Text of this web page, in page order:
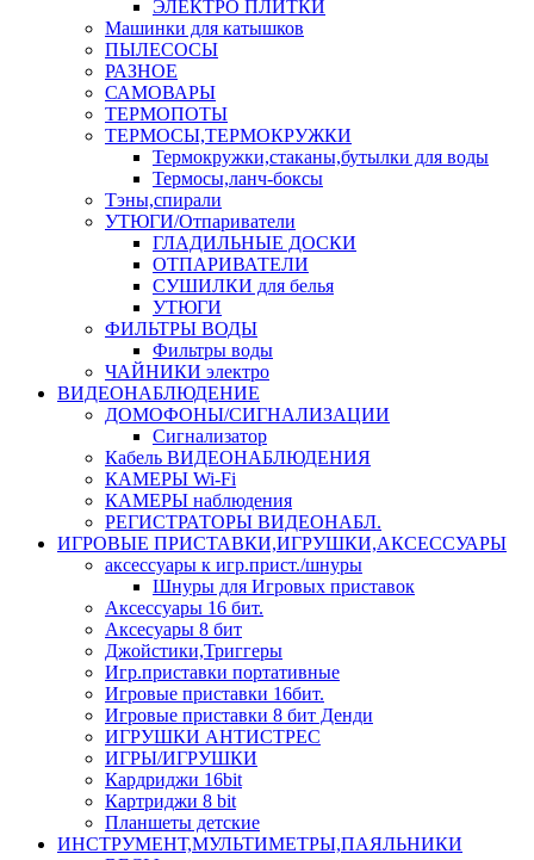
ЭЛЕКТРО ПЛИТКИ
Машинки для катышков
ПЫЛЕСОСЫ
РАЗНОЕ
САМОВАРЫ
ТЕРМОПОТЫ
ТЕРМОСЫ,ТЕРМОКРУЖКИ
Термокружки,стаканы,бутылки для воды
Термосы,ланч-боксы
Тэны,спирали
УТЮГИ/Отпариватели
ГЛАДИЛЬНЫЕ ДОСКИ
ОТПАРИВАТЕЛИ
СУШИЛКИ для белья
УТЮГИ
ФИЛЬТРЫ ВОДЫ
Фильтры воды
ЧАЙНИКИ электро
ВИДЕОНАБЛЮДЕНИЕ
ДОМОФОНЫ/СИГНАЛИЗАЦИИ
Сигнализатор
Кабель ВИДЕОНАБЛЮДЕНИЯ
КАМЕРЫ Wi-Fi
КАМЕРЫ наблюдения
РЕГИСТРАТОРЫ ВИДЕОНАБЛ.
ИГРОВЫЕ ПРИСТАВКИ,ИГРУШКИ,АКСЕССУАРЫ
аксесcуары к игр.прист./шнуры
Шнуры для Игровых приставок
Аксессуары 16 бит.
Аксесуары 8 бит
Джойстики,Триггеры
Игр.приставки портативные
Игровые приставки 16бит.
Игровые приставки 8 бит Денди
ИГРУШКИ АНТИСТРЕС
ИГРЫ/ИГРУШКИ
Кардриджи 16bit
Картриджи 8 bit
Планшеты детские
ИНСТРУМЕНТ,МУЛЬТИМЕТРЫ,ПАЯЛЬНИКИ